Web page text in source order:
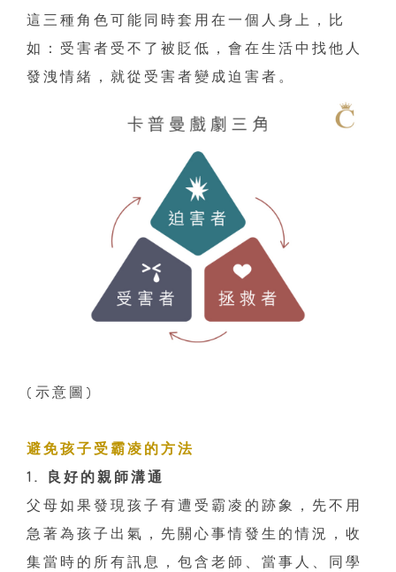
這三種角色可能同時套用在一個人身上，比
如：受害者受不了被貶低，會在生活中找他人
發洩情緒，就從受害者變成迫害者。
(示意圖)
避免孩子受霸凌的方法
1. 良好的親師溝通
父母如果發現孩子有遭受霸凌的跡象，先不用
急著為孩子出氣，先關心事情發生的情況，收
集當時的所有訊息，包含老師、當事人、同學